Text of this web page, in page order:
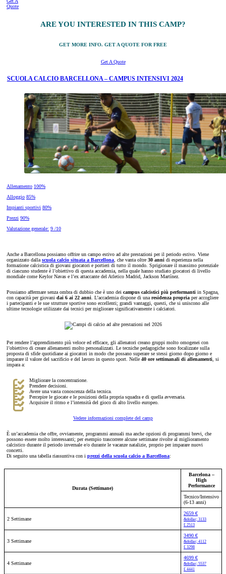
Quote
ARE YOU INTERESTED IN THIS CAMP?
GET MORE INFO. GET A QUOTE FOR FREE
Get A Quote
SCUOLA CALCIO BARCELLONA – CAMPUS INTENSIVI 2024
Allenamento 100%
Alloggio 85%
Impianti sportivi 80%
Prezzi 90%
Valutazione generale: 9 /10
Anche a Barcellona possiamo offrire un campo estivo ad alte prestazioni per il periodo estivo. Viene
organizzato dalla scuola calcio situata a Barcellona , che vanta oltre 30 anni di esperienza nella
formazione calcistica di giovani giocatori e portieri di tutto il mondo. Sprigionare il massimo potenziale
di ciascuno studente è l’obiettivo di questa accademia, nella quale hanno studiato giocatori di livello
mondiale come Keylor Navas e l’ex attaccante del Atletico Madrid, Jackson Martínez.
Possiamo affermare senza ombra di dubbio che è uno dei campus calcistici più performanti in Spagna,
con capacità per giovani dai 6 ai 22 anni . L’accademia dispone di una residenza propria per accogliere
i partecipanti e le sue strutture sportive sono eccellenti; grandi vantaggi, questi, che si uniscono alle
ultime tecnologie utilizzate dai tecnici per migliorare significativamente i calciatori.
Per rendere l’apprendimento più veloce ed efficace, gli allenatori creano gruppi molto omogenei con
l’obiettivo di creare allenamenti molto personalizzati. Le tecniche pedagogiche sono focalizzate sulla
proposta di sfide quotidiane ai giocatori in modo che possano superare se stessi giorno dopo giorno e
imparare il valore del sacrificio e del lavoro in questo sport. Nelle 40 ore settimanali di allenamenti , si
impara a:
Migliorare la concentrazione.
Prendere decisioni.
Avere una vasta conoscenza della tecnica.
Percepire le giocate e le posizioni della propria squadra e di quella avversaria.
Acquisire il ritmo e l’intensità del gioco di alto livello europeo.
Vedere informazioni complete del camp
È un’accademia che offre, ovviamente, programmi annuali ma anche opzioni di programmi brevi, che
possono essere molto interessanti; per esempio trascorrere alcune settimane rivolte al miglioramento
calcistico durante il periodo invernale e/o durante le vacanze natalizie, proprio per imparare nuovi
concetti.
Di seguito una tabella riassuntiva con i prezzi della scuola calcio a Barcellona:
Durata (Settimane)
Barcelona –
High
Performance
Tecnico/Intensivo
(6-13 anni)
2 Settimane
2659 €
&dollar; 3133
£ 2513
3 Settimane
3490 €
&dollar; 4112
£ 3298
4 Settimane
4699 €
&dollar; 5537
£ 4441